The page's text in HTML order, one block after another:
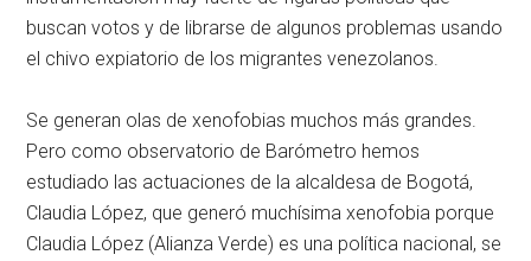
buscan votos y de librarse de algunos problemas usando
el chivo expiatorio de los migrantes venezolanos.
Se generan olas de xenofobias muchos más grandes.
Pero como observatorio de Barómetro hemos
estudiado las actuaciones de la alcaldesa de Bogotá,
Claudia López, que generó muchísima xenofobia porque
Claudia López (Alianza Verde) es una política nacional, se